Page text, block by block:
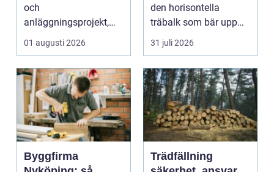
och
anläggningsprojekt,
med ansvar för att
arbetsm...
01 augusti 2026
den horisontella
träbalk som bär upp
väggarna mot pla...
31 juli 2026
Byggfirma
Trädfällning